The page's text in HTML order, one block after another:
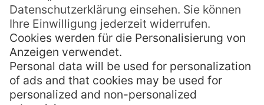
magische Zeichnungen
Vor der Ankunft westlicher Missionare war
es überall in der Südsee üblich, den Körper
mit Tattoos zu schmücken, denen magische
Eigenschaften zugeschrieben wurden. Mit